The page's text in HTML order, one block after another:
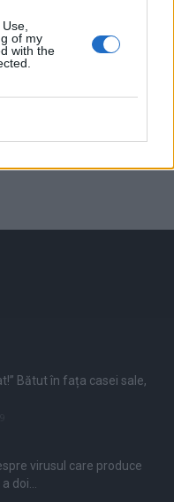
of my
with the
Bătut în fața casei sale,
virusul care produce
doi...